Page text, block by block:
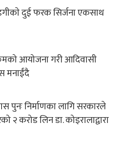
दुई फरक सिर्जना एकसाथ
आयोजना गरी आदिवासी
मनाईंदै
पुनः निर्माणका लागि सरकारले
२ करोड लिन डा. कोइरालाद्वारा